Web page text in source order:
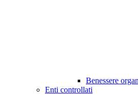
Benessere
Enti controllati